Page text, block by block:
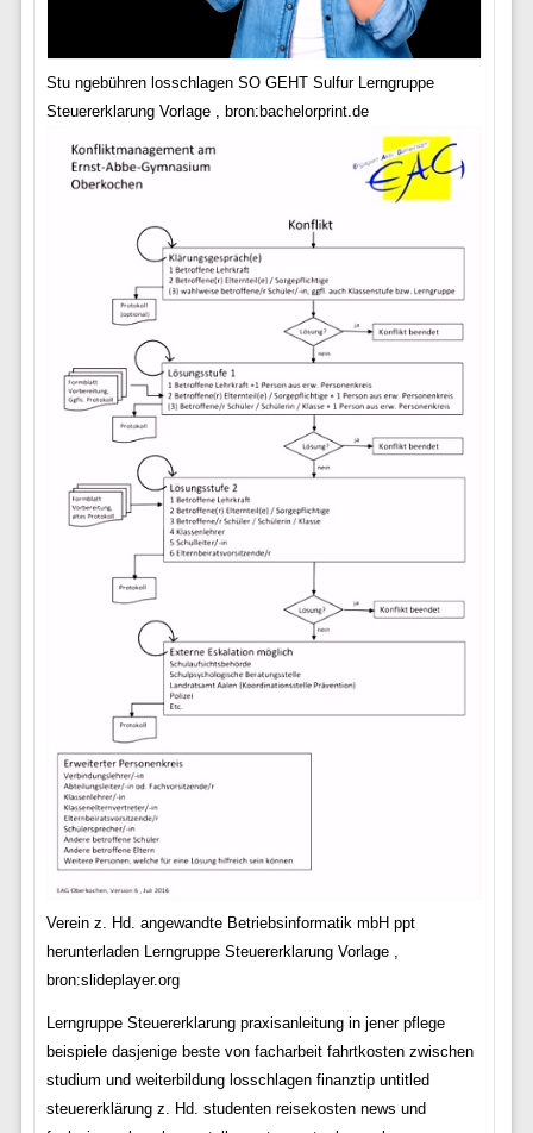
Stu ngebühren losschlagen SO GEHT Sulfur Lerngruppe
Steuererklarung Vorlage , bron:bachelorprint.de
Verein z. Hd. angewandte Betriebsinformatik mbH ppt
herunterladen Lerngruppe Steuererklarung Vorlage ,
bron:slideplayer.org
Lerngruppe Steuererklarung praxisanleitung in jener pflege
beispiele dasjenige beste von facharbeit fahrtkosten zwischen
studium und weiterbildung losschlagen finanztip untitled
steuererklärung z. Hd. studenten reisekosten news und